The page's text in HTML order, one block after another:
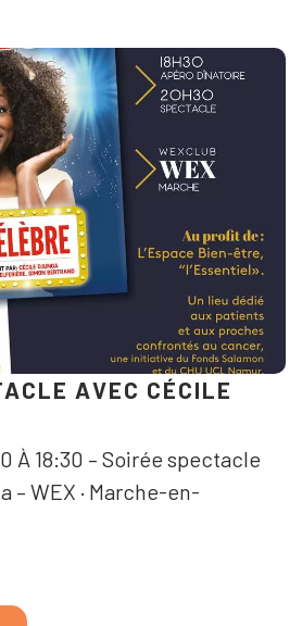
AVEC CÉCILE
À 18:30 – Soirée spectacle
– WEX · Marche-en-